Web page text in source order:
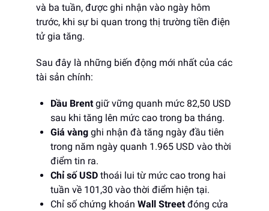
và ba tuần, được ghi nhận vào ngày hôm
trước, khi sự bi quan trong thị trường tiền điện
tử gia tăng.
Sau đây là những biến động mới nhất của các
tài sản chính:
Dầu Brentgiữ vững quanh mức 82,50 USD
sau khi tăng lên mức cao trong ba tháng.
Giá vàng ghi nhận đà tăng ngày đầu tiên
trong năm ngày quanh 1.965 USD vào thời
điểm tin ra.
Chỉ số USD thoái lui từ mức cao trong hai
tuần về 101,30 vào thời điểm hiện tại.
Chỉ số chứng khoán Wall Streetđóng cửa